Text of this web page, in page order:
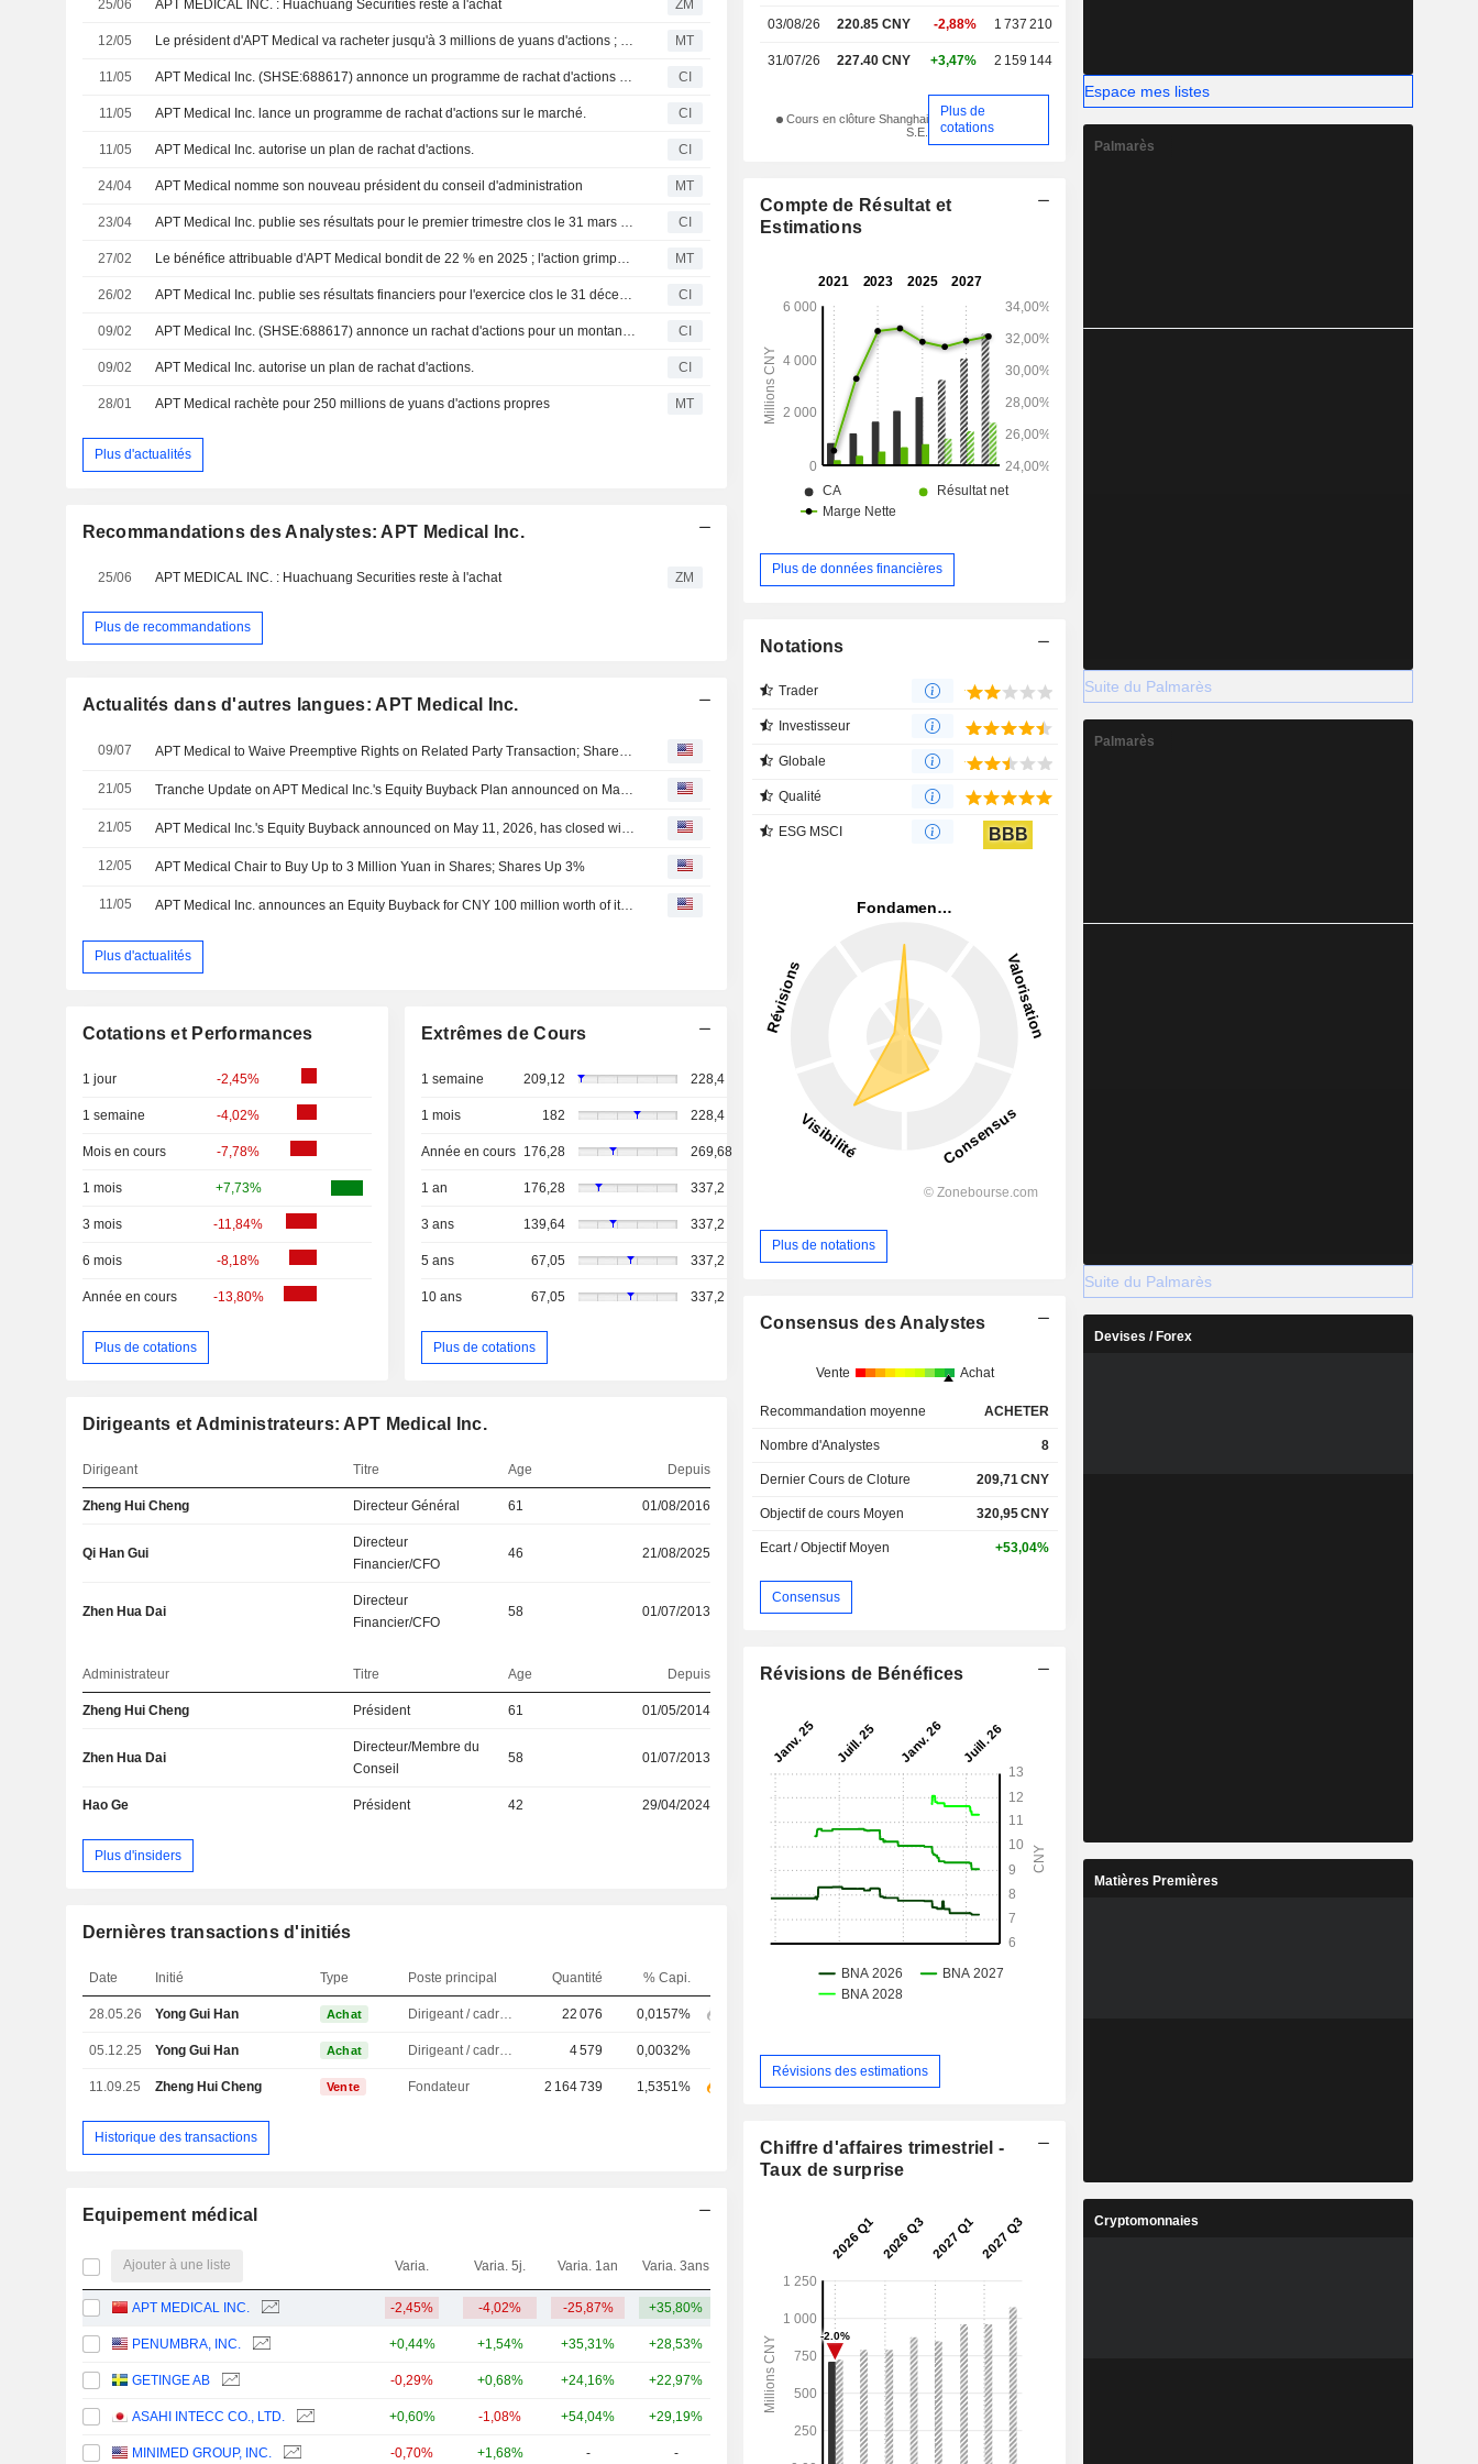
25/06 APT MEDICAL INC. : Huachuang Securities reste à l'achat ZM
12/05 Le président d'APT Medical va racheter jusqu'à 3 millions de yuans d'actions ; le titre grimpe de 3% MT
11/05 APT Medical Inc. (SHSE:688617) annonce un programme de rachat d'actions de 100 millions de CNY. CI
11/05 APT Medical Inc. lance un programme de rachat d'actions sur le marché. CI
11/05 APT Medical Inc. autorise un plan de rachat d'actions. CI
24/04 APT Medical nomme son nouveau président du conseil d'administration MT
23/04 APT Medical Inc. publie ses résultats pour le premier trimestre clos le 31 mars 2026 CI
27/02 Le bénéfice attribuable d'APT Medical bondit de 22 % en 2025 ; l'action grimpe de 7 % MT
26/02 APT Medical Inc. publie ses résultats financiers pour l'exercice clos le 31 décembre 2025 CI
09/02 APT Medical Inc. (SHSE:688617) annonce un rachat d'actions pour un montant de 200 millions de CNY CI
09/02 APT Medical Inc. autorise un plan de rachat d'actions. CI
28/01 APT Medical rachète pour 250 millions de yuans d'actions propres MT
Plus d'actualités
Recommandations des Analystes: APT Medical Inc.
25/06 APT MEDICAL INC. : Huachuang Securities reste à l'achat ZM
Plus de recommandations
Actualités dans d'autres langues: APT Medical Inc.
09/07
21/05
21/05
12/05 APT Medical Chair to Buy Up to 3 Million Yuan in Shares; Shares Up 3%
11/05
Plus d'actualités
Cotations et Performances
1 jour -2,45%
1 semaine -4,02%
Mois en cours -7,78%
1 mois +7,73%
3 mois -11,84%
6 mois -8,18%
Année en cours -13,80%
Plus de cotations
Extrêmes de Cours
1 semaine 209,12 228,4
1 mois 182 228,4
Année en cours 176,28 269,68
1 an 176,28 337,2
3 ans 139,64 337,2
5 ans 67,05 337,2
10 ans 67,05 337,2
Plus de cotations
Dirigeants et Administrateurs: APT Medical Inc.
Dirigeant Titre Age Depuis
Zheng Hui Cheng Directeur Général 61 01/08/2016
Qi Han Gui
Directeur
Financier/CFO
46 21/08/2025
Zhen Hua Dai
Directeur
Financier/CFO
58 01/07/2013
Administrateur Titre Age Depuis
Zheng Hui Cheng Président 61 01/05/2014
Zhen Hua Dai
Directeur/Membre du
Conseil
58 01/07/2013
Hao Ge Président 42 29/04/2024
Plus d'insiders
Dernières transactions d'initiés
Date Initié Type Poste principal Quantité % Capi.
28.05.26 Yong Gui Han Achat Dirigeant / cadre principal 22 076 0,0157%
05.12.25 Yong Gui Han Achat Dirigeant / cadre principal 4 579 0,0032%
11.09.25 Zheng Hui Cheng Vente Fondateur 2 164 739 1,5351%
Historique des transactions
Equipement médical
Ajouter à une liste Varia. Varia. 5j. Varia. 1an Varia. 3ans
APT MEDICAL INC. -2,45% -4,02% -25,87% +35,80%
PENUMBRA, INC. +0,44% +1,54% +35,31% +28,53% 12,73 Md
GETINGE AB -0,29% +0,68% +24,16% +22,97% 6,84 Md
ASAHI INTECC CO., LTD. +0,60% -1,08% +54,04% +29,19% 6,13 Md
MINIMED GROUP, INC. -0,70% +1,68% - -
03/08/26 220.85 CNY -2,88% 1 737 210
31/07/26 227.40 CNY +3,47% 2 159 144
Cours en clôture Shanghai
S.E.
Plus de
cotations
Compte de Résultat et
Estimations
Plus de données financières
Notations
Trader
Investisseur
Globale
Qualité
ESG MSCI BBB
Plus de notations
Consensus des Analystes
Vente Achat
Recommandation moyenne ACHETER
Nombre d'Analystes 8
Dernier Cours de Cloture 209,71CNY
Objectif de cours Moyen 320,95CNY
Ecart / Objectif Moyen +53,04%
Consensus
Révisions de Bénéfices
Révisions des estimations
Chiffre d'affaires trimestriel -
Taux de surprise
Espace mes listes
Palmarès
Suite du Palmarès
Palmarès
Suite du Palmarès
Devises / Forex
Matières Premières
Cryptomonnaies